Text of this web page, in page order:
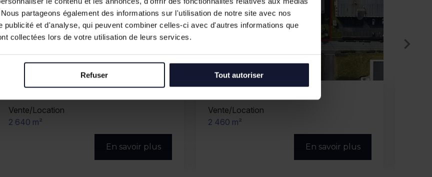
partageons également des informations sur l'utilisation de notre site avec nos
publicité et d'analyse, qui peuvent combiner celles-ci avec d'autres informations que
collectées lors de votre utilisation de leurs services.
Refuser Tout autoriser
Vente/Location
2 460 m²
En savoir plus
Location
947 m² (divisibles)
En savoir plus